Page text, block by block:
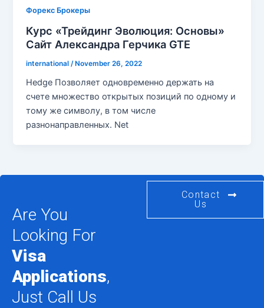
Форекс Брокеры
Курс «Трейдинг Эволюция: Основы»
Сайт Александра Герчика GTE
international /November 26, 2022
Hedge Позволяет одновременно держать на
счете множество открытых позиций по одному и
тому же символу, в том числе
разнонаправленных. Net
Are You
Looking For
Visa
Applications,
Just Call Us
Contact
Us